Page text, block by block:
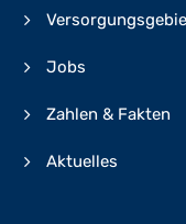
Jobs
Zahlen & Fakten
Aktuelles